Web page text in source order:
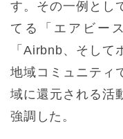
す。その一例とし
てる「エアビー
「Airbnb、そし
地域コミュニティ
域に還元される活
強調した。